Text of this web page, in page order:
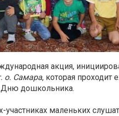
акция,
о. Самара, которая проходит
Дню дошкольника.
маленьких